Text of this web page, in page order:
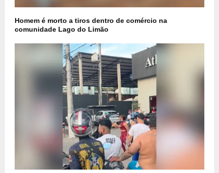
Homem é morto a tiros dentro de comércio na
comunidade Lago do Limão